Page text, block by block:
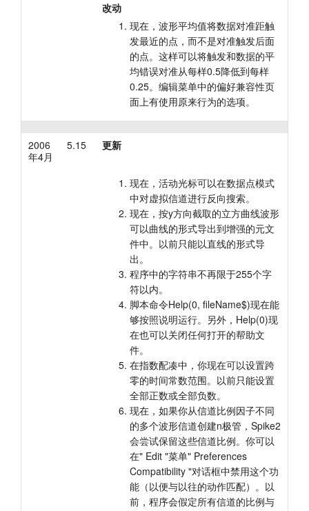
改动
现在，波形平均值将数据对准距触
发最近的点，而不是对准触发后面
的点。这样可以将触发和数据的平
均错误对准从每样0.5降低到每样
0.25。编辑菜单中的偏好兼容性页
面上有使用原来行为的选项。
2006
年4月
5.15 更新
现在，活动光标可以在数据点模式
中对虚拟信道进行反向搜索。
现在，按y方向截取的立方曲线波形
可以曲线的形式导出到增强的元文
件中。以前只能以直线的形式导
出。
程序中的字符串不再限于255个字
符以内。
脚本命令Help(0, fileName$)现在能
够按照说明运行。另外，Help(0)现
在也可以关闭任何打开的帮助文
件。
在指数配凑中，你现在可以设置跨
零的时间常数范围。以前只能设置
全部正数或全部负数。
现在，如果你从信道比例因子不同
的多个波形信道创建n极管，Spike2
会尝试保留这些信道比例。你可以
在" Edit "菜单" Preferences
Compatibility "对话框中禁用这个功
能（以便与以往的动作匹配）。以
前，程序会假定所有信道的比例与